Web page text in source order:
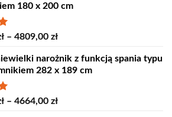
180 x 200 cm
– 4809,00 złZakres
od
4389,00 zł
4809,00 zł
narożnik z funkcją spania typu
282 x 189 cm
– 4664,00 złZakres